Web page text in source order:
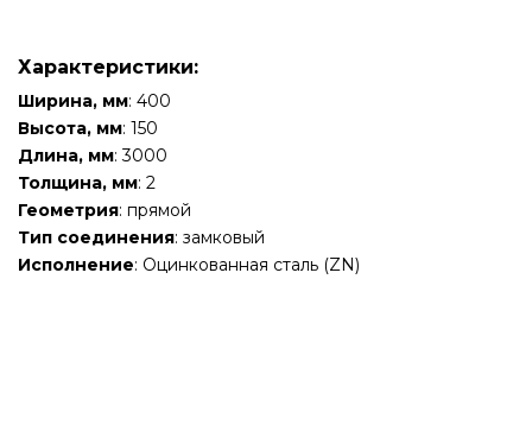
Характеристики:
Ширина, мм: 400
Высота, мм: 150
Длина, мм: 3000
Толщина, мм: 2
Геометрия: прямой
Тип соединения: замковый
Исполнение: Оцинкованная сталь (ZN)